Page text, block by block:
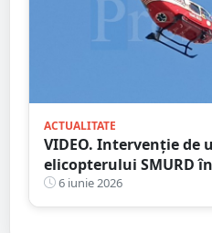
ACTUALITATE
VIDEO. Intervenție de
elicopterului SMURD
Mare
6 iunie 2026